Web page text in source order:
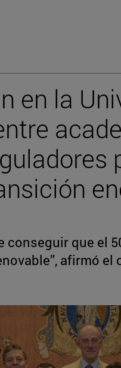
en la
conseguir que el
afirmó